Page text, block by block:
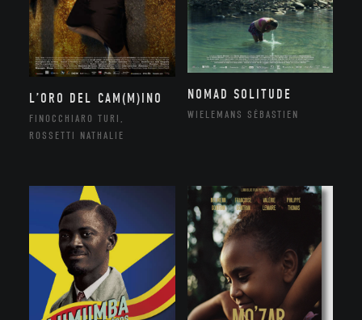
L’ORO DEL CAM(M)INO
FINOCCHIARO TURI,
ROSSETTI NATHALIE
NOMAD SOLITUDE
WIELEMANS SÉBASTIEN